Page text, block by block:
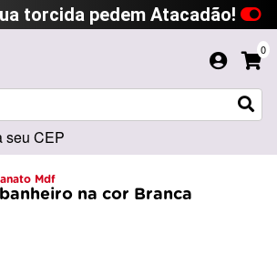
torcida pedem Atacadão!
0
seu CEP
Mdf
na cor Branca